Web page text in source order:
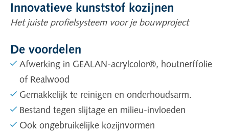
Innovatieve kunststof kozijnen
Het juiste profielsysteem voor je bouwproject
De voordelen
Afwerking in GEALAN-acrylcolor®, houtnerffolie
of Realwood
Gemakkelijk te reinigen en onderhoudsarm.
Bestand tegen slijtage en milieu-invloeden
Ook ongebruikelijke kozijnvormen